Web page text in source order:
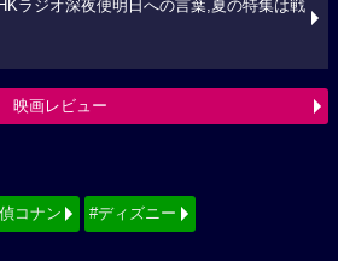
ラジオ深夜便明日への言葉,夏の特集は戦
映画レビュー
コナン #ディズニー